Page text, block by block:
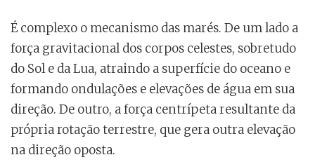
É complexo o mecanismo das marés. De um lado a
força gravitacional dos corpos celestes, sobretudo
do Sol e da Lua, atraindo a superfície do oceano e
formando ondulações e elevações de água em sua
direção. De outro, a força centrípeta resultante da
própria rotação terrestre, que gera outra elevação
na direção oposta.